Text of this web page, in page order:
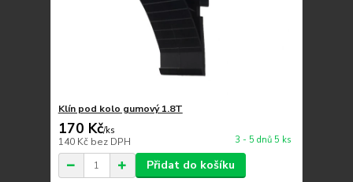
Klín pod kolo gumový 1.8T
170 Kč/ks
140 Kč bez DPH 3 - 5 dnů 5 ks
Přidat do košíku